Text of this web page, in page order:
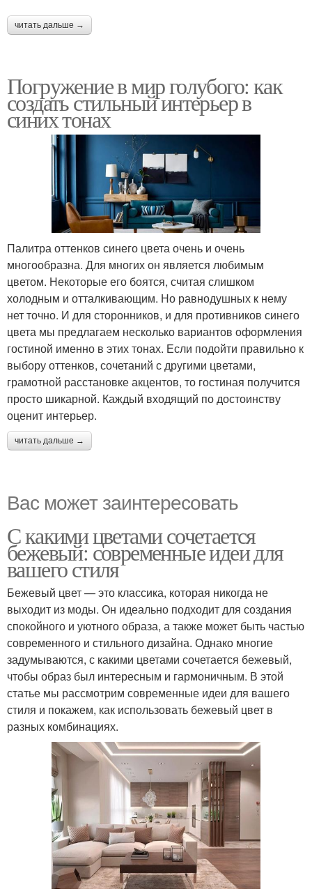
читать дальше →
Погружение в мир голубого: как
создать стильный интерьер в
синих тонах
Палитра оттенков синего цвета очень и очень
многообразна. Для многих он является любимым
цветом. Некоторые его боятся, считая слишком
холодным и отталкивающим. Но равнодушных к нему
нет точно. И для сторонников, и для противников синего
цвета мы предлагаем несколько вариантов оформления
гостиной именно в этих тонах. Если подойти правильно к
выбору оттенков, сочетаний с другими цветами,
грамотной расстановке акцентов, то гостиная получится
просто шикарной. Каждый входящий по достоинству
оценит интерьер.
читать дальше →
Вас может заинтересовать
С какими цветами сочетается
бежевый: современные идеи для
вашего стиля
Бежевый цвет — это классика, которая никогда не
выходит из моды. Он идеально подходит для создания
спокойного и уютного образа, а также может быть частью
современного и стильного дизайна. Однако многие
задумываются, с какими цветами сочетается бежевый,
чтобы образ был интересным и гармоничным. В этой
статье мы рассмотрим современные идеи для вашего
стиля и покажем, как использовать бежевый цвет в
разных комбинациях.